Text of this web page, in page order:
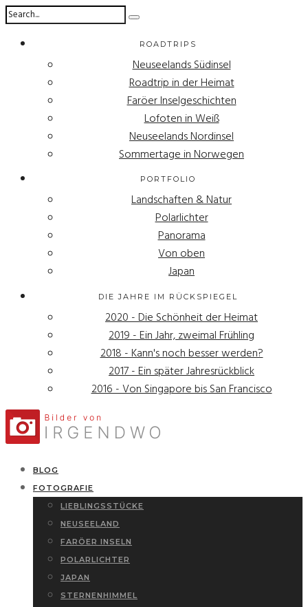
ROADTRIPS
Neuseelands Südinsel
Roadtrip in der Heimat
Faröer Inselgeschichten
Lofoten in Weiß
Neuseelands Nordinsel
Sommertage in Norwegen
PORTFOLIO
Landschaften & Natur
Polarlichter
Panorama
Von oben
Japan
DIE JAHRE IM RÜCKSPIEGEL
2020 - Die Schönheit der Heimat
2019 - Ein Jahr, zweimal Frühling
2018 - Kann's noch besser werden?
2017 - Ein später Jahresrückblick
2016 - Von Singapore bis San Francisco
BLOG
FOTOGRAFIE
LIEBLINGSSTÜCKE
NEUSEELAND
FARÖER INSELN
POLARLICHTER
JAPAN
STERNENHIMMEL